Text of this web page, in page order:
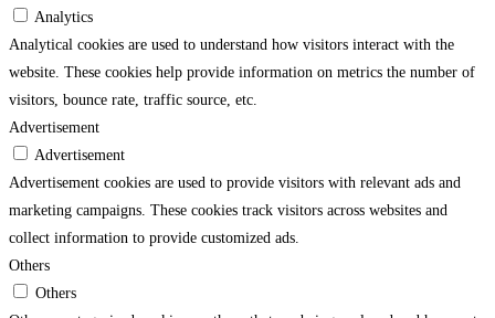
Analytics
Analytical cookies are used to understand how visitors interact with the
website. These cookies help provide information on metrics the number of
visitors, bounce rate, traffic source, etc.
Advertisement
Advertisement
Advertisement cookies are used to provide visitors with relevant ads and
marketing campaigns. These cookies track visitors across websites and
collect information to provide customized ads.
Others
Others